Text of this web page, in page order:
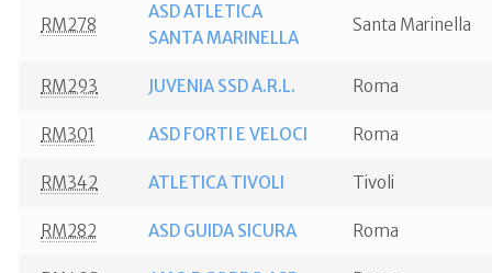
RM278
ASD ATLETICA
SANTA MARINELLA
Santa Marinella
RM293 JUVENIA SSD A.R.L. Roma
RM301 ASD FORTI E VELOCI Roma
RM342 ATLETICA TIVOLI Tivoli
RM282 ASD GUIDA SICURA Roma